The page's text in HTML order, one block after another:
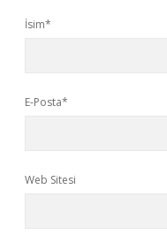
İsim*
E-Posta*
Web Sitesi